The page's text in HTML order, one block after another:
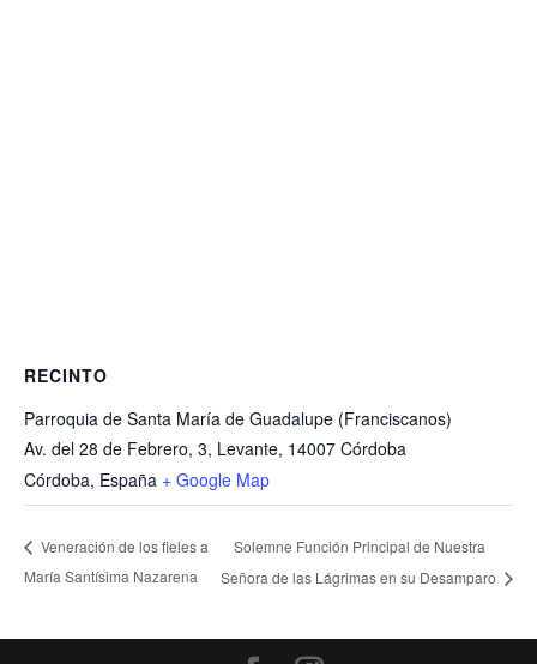
RECINTO
Parroquia de Santa María de Guadalupe (Franciscanos)
Av. del 28 de Febrero, 3, Levante, 14007 Córdoba
Córdoba, España + Google Map
Veneración de los fieles a
María Santísima Nazarena
Solemne Función Principal de Nuestra
Señora de las Lágrimas en su Desamparo